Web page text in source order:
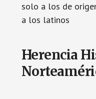
solo a los de
a los latinos
Herencia